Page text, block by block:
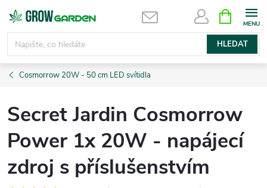
Přejít
obsah
HLEDAT
NÁKUPNÍ
KOŠÍK
Cosmorrow 20W - 50 cm LED svítidla
Secret Jardin Cosmorrow
Power 1x 20W - napájecí
zdroj s příslušenstvím